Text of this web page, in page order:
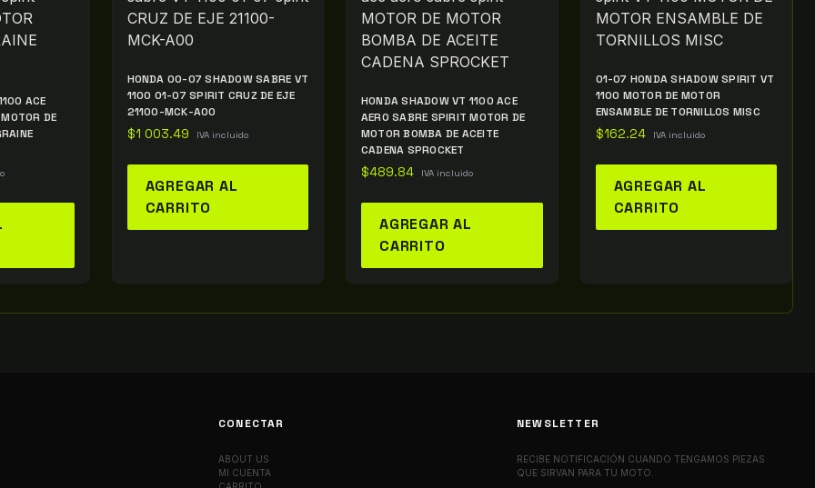
ACE
DE
HONDA 00-07 SHADOW SABRE VT
1100 01-07 SPIRIT CRUZ DE EJE
21100-MCK-A00
$1 003.49 IVA incluido
AGREGAR AL
CARRITO
HONDA SHADOW VT 1100 ACE
AERO SABRE SPIRIT MOTOR DE
MOTOR BOMBA DE ACEITE
CADENA SPROCKET
$489.84 IVA incluido
AGREGAR AL
CARRITO
01-07 HONDA SHADOW SPIRIT VT
1100 MOTOR DE MOTOR
ENSAMBLE DE TORNILLOS MISC
$162.24 IVA incluido
AGREGAR AL
CARRITO
CONECTAR
ABOUT US
MI CUENTA
NEWSLETTER
RECIBE NOTIFICACIÓN CUANDO TENGAMOS PIEZAS
QUE SIRVAN PARA TU MOTO.